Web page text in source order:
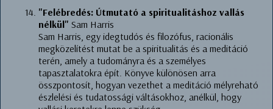
"Felébredés: Útmutató a spiritualitáshoz vallás
nélkül" Sam Harris
Sam Harris, egy idegtudós és filozófus, racionális
megközelítést mutat be a spiritualitás és a meditáció
terén, amely a tudományra és a személyes
tapasztalatokra épít. Könyve különösen arra
összpontosít, hogyan vezethet a meditáció mélyreható
észlelési és tudatossági váltásokhoz, anélkül, hogy